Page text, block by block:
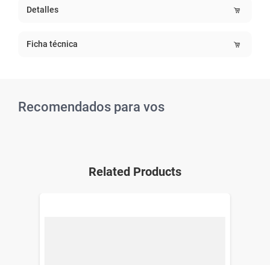
Detalles
Ficha técnica
Recomendados para vos
Related Products